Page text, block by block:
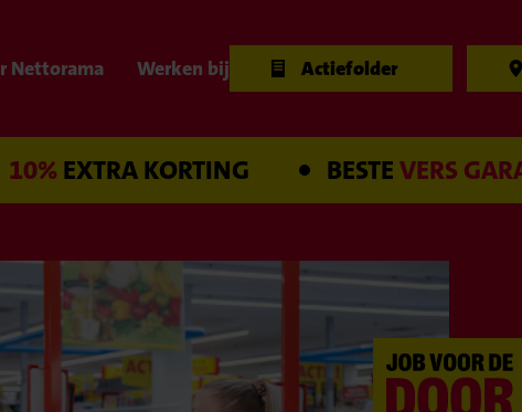
Nettorama Werken bij Actiefolder
EXTRA KORTING BESTEVERS GARANTIE